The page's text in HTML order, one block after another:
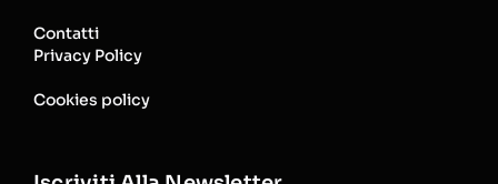
Contatti
Privacy Policy
Cookies policy